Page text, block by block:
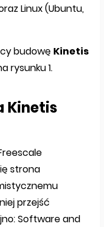
Linux (Ubuntu,
budowę Kinetis
rysunku 1.
Kinetis
strona
przejść
Software and